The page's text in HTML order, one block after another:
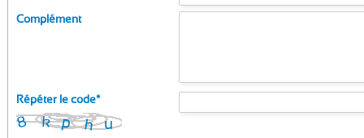
Complément
Répéter le code*